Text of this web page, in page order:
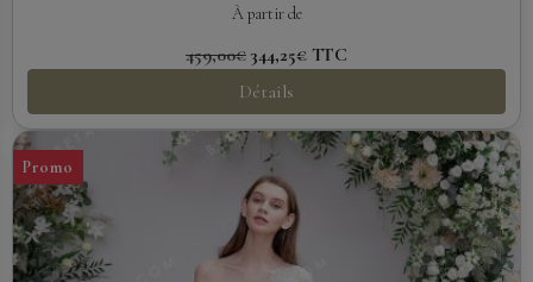
À partir de
459,00€ 344,25€ TTC
Détails
Promo